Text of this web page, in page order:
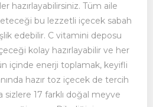
hazırlayabilirsiniz. Tüm aile
bu lezzetli içecek sabah
edebilir. C vitamini deposu
kolay hazırlayabilir ve her
içinde enerji toplamak, keyifli
hazır toz içecek de tercih
sizlere 17 farklı doğal meyve